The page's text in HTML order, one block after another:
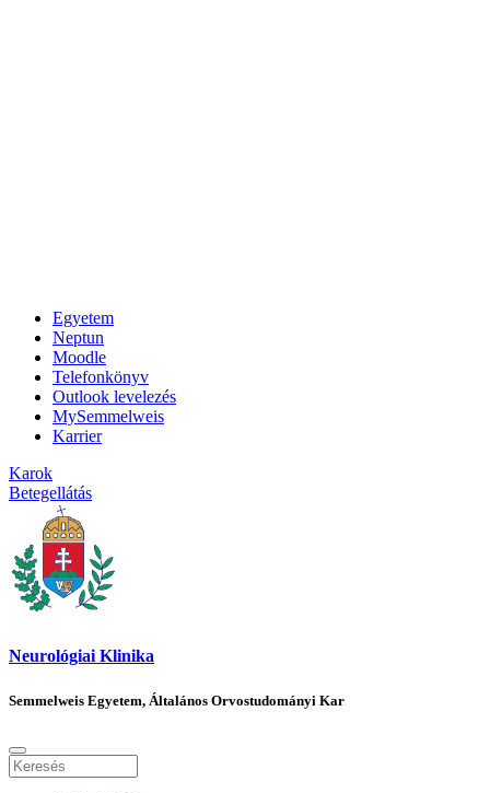
Egyetem
Neptun
Moodle
Telefonkönyv
Outlook levelezés
MySemmelweis
Karrier
Karok
Betegellátás
Neurológiai Klinika
Semmelweis Egyetem, Általános Orvostudományi Kar